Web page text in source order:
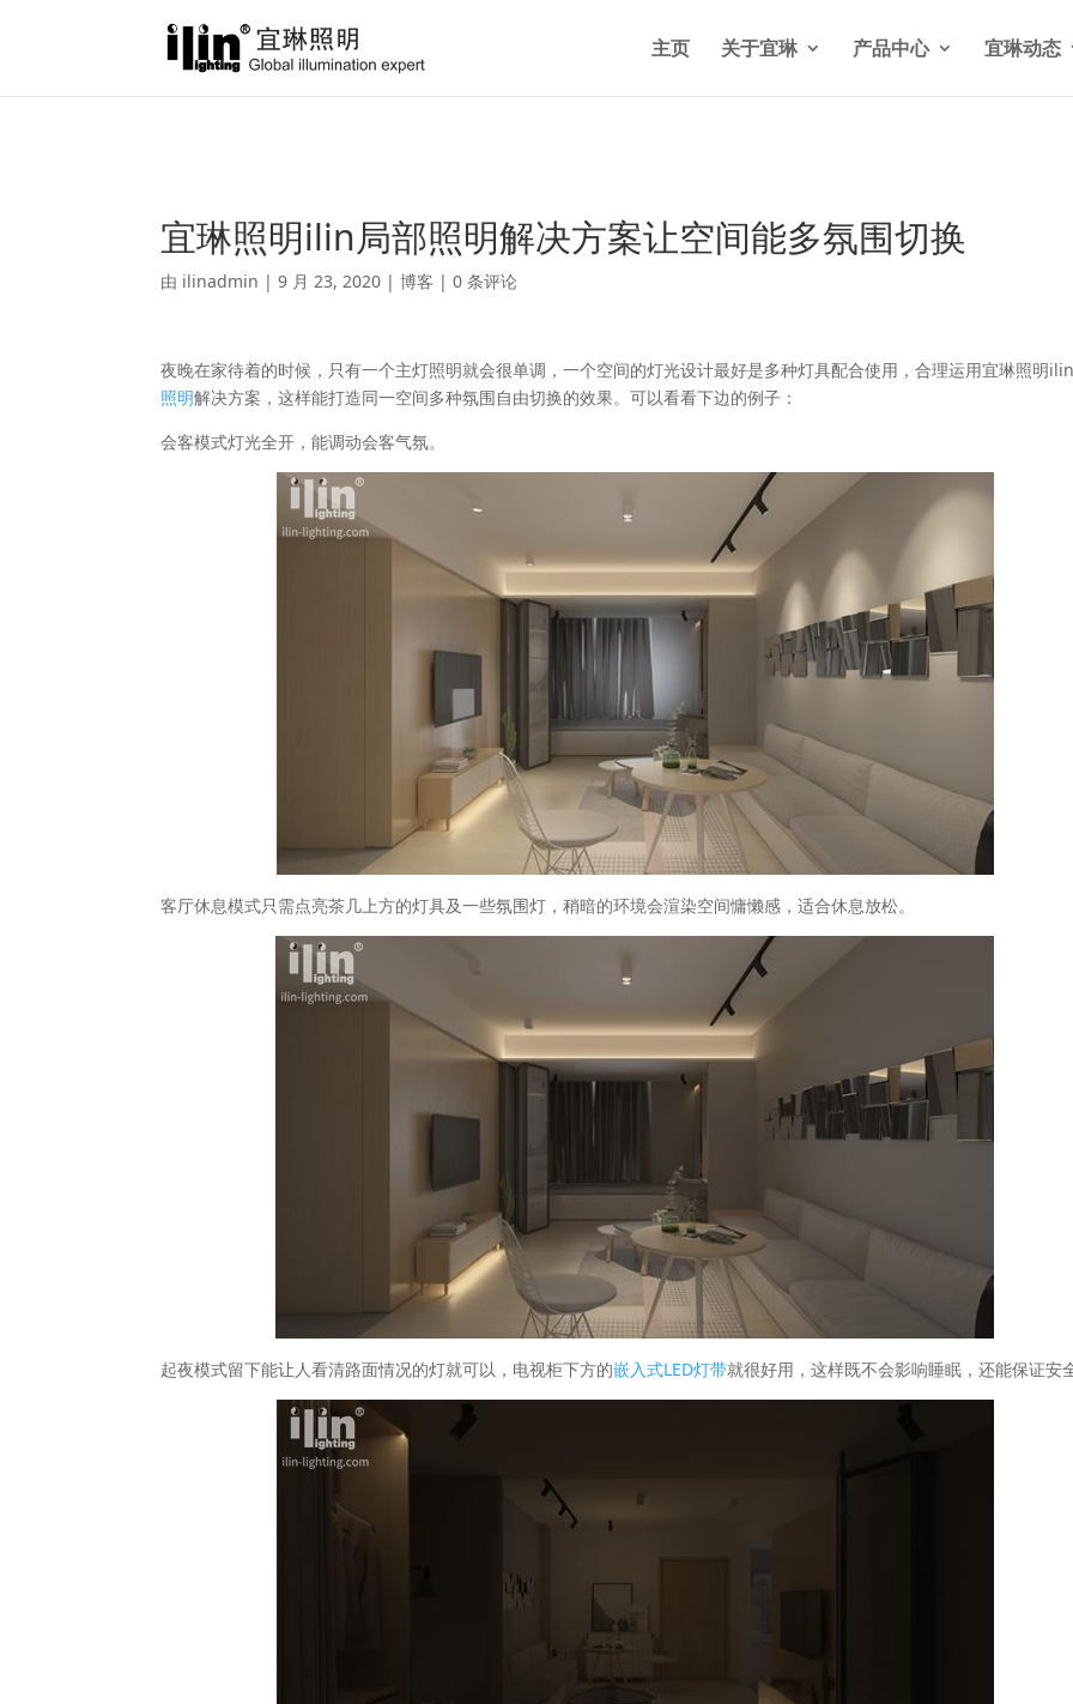
: A non-numeric value encountered in /var/www/html/ilin/wp-content/themes/Divi/functions.phpon line5841
主页 关于宜琳 产品中心 宜琳动态
宜琳照明ilin局部照明解决方案让空间能多氛围切换
由 ilinadmin |9 月 23, 2020 |博客 |0 条评论
夜晚在家待着的时候，只有一个主灯照明就会很单调，一个空间的灯光设计最好是多种灯具配合使用，合理运用宜琳照明
照明解决方案，这样能打造同一空间多种氛围自由切换的效果。可以看看下边的例子：
会客模式灯光全开，能调动会客气氛。
客厅休息模式只需点亮茶几上方的灯具及一些氛围灯，稍暗的环境会渲染空间慵懒感，适合休息放松。
起夜模式留下能让人看清路面情况的灯就可以，电视柜下方的嵌入式LED灯带就很好用，这样既不会影响睡眠，还能保证安